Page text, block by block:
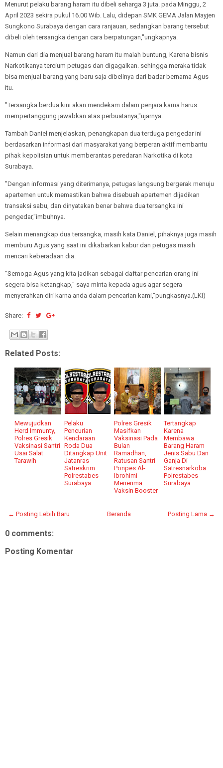
Menurut pelaku barang haram itu dibeli seharga 3 juta. pada Minggu, 2
April 2023 sekira pukul 16.00 Wib. Lalu, didepan SMK GEMA Jalan Mayjen
Sungkono Surabaya dengan cara ranjauan, sedangkan barang tersebut
dibeli oleh tersangka dengan cara berpatungan,"ungkapnya.
Namun dari dia menjual barang haram itu malah buntung, Karena bisnis
Narkotikanya tercium petugas dan digagalkan. sehingga meraka tidak
bisa menjual barang yang baru saja dibelinya dari badar bernama Agus
itu.
"Tersangka berdua kini akan mendekam dalam penjara karna harus
mempertanggung jawabkan atas perbuatanya,"ujarnya.
Tambah Daniel menjelaskan, penangkapan dua terduga pengedar ini
berdasarkan informasi dari masyarakat yang berperan aktif membantu
pihak kepolisian untuk memberantas peredaran Narkotika di kota
Surabaya.
"Dengan informasi yang diterimanya, petugas langsung bergerak menuju
apartemen untuk memastikan bahwa disebuah apartemen dijadikan
transaksi sabu, dan dinyatakan benar bahwa dua tersangka ini
pengedar,"imbuhnya.
Selain menangkap dua tersangka, masih kata Daniel, pihaknya juga masih
memburu Agus yang saat ini dikabarkan kabur dan petugas masih
mencari keberadaan dia.
"Semoga Agus yang kita jadikan sebagai daftar pencarian orang ini
segera bisa ketangkap," saya minta kepada agus agar segera
menyerahkan diri karna anda dalam pencarian kami,"pungkasnya.(LKI)
Share:
Related Posts:
Mewujudkan
Herd Immunty,
Polres Gresik
Vaksinasi Santri
Usai Salat
Tarawih
Pelaku
Pencurian
Kendaraan
Roda Dua
Ditangkap Unit
Jatanras
Satreskrim
Polrestabes
Surabaya
Polres Gresik
Masifkan
Vaksinasi Pada
Bulan
Ramadhan,
Ratusan Santri
Ponpes Al-
Ibrohimi
Menerima
Vaksin Booster
Tertangkap
Karena
Membawa
Barang Haram
Jenis Sabu Dan
Ganja Di
Satresnarkoba
Polrestabes
Surabaya
← Posting Lebih Baru Posting Lama →
Beranda
0 comments:
Posting Komentar